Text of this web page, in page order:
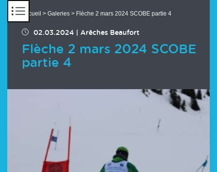
Accueil > Galeries > Flèche 2 mars 2024 SCOBE partie 4
02.03.2024 Arêches Beaufort
Flèche 2 mars 2024 SCOBE
partie 4